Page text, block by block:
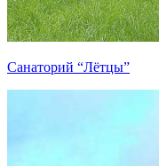
Санаторий “Лётцы”